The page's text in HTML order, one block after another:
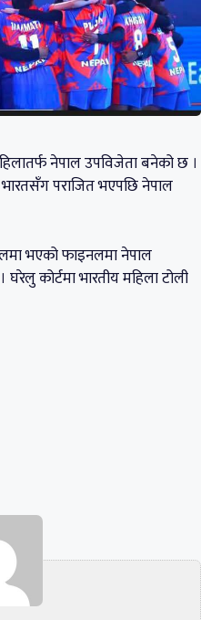
नेपाल उपविजेता बनेको छ ।
पराजित भएपछि नेपाल
हलमा भएको फाइनलमा नेपाल
कोर्टमा भारतीय महिला टोली